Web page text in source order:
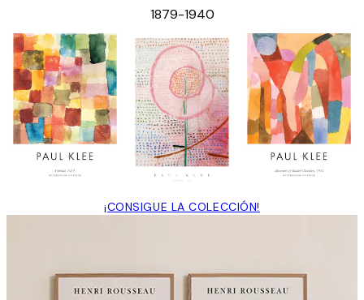
1879-1940
¡CONSIGUE LA COLECCIÓN!